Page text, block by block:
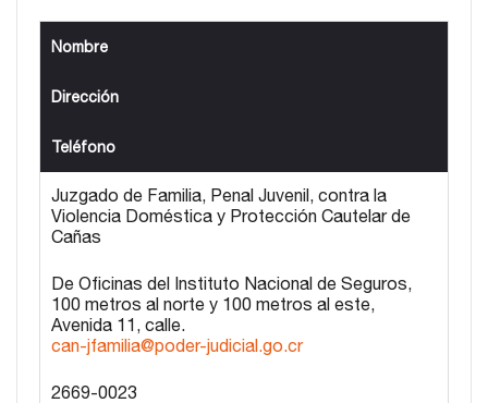
Nombre
Dirección
Teléfono
Juzgado de Familia, Penal Juvenil, contra la
Violencia Doméstica y Protección Cautelar de
Cañas
De Oficinas del Instituto Nacional de Seguros,
100 metros al norte y 100 metros al este,
Avenida 11, calle.
can-jfamilia@poder-judicial.go.cr
2669-0023